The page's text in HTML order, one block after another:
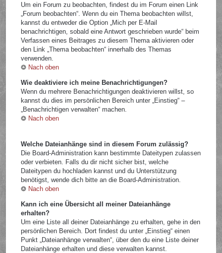
Um ein Forum zu beobachten, findest du im Forum einen Link
„Forum beobachten“. Wenn du ein Thema beobachten willst,
kannst du entweder die Option „Mich per E-Mail
benachrichtigen, sobald eine Antwort geschrieben wurde“ beim
Verfassen eines Beitrages zu diesem Thema aktivieren oder
den Link „Thema beobachten“ innerhalb des Themas
verwenden.
Nach oben
Wie deaktiviere ich meine Benachrichtigungen?
Wenn du mehrere Benachrichtigungen deaktivieren willst, so
kannst du dies im persönlichen Bereich unter „Einstieg“ –
„Benachrichtigen verwalten“ machen.
Nach oben
Welche Dateianhänge sind in diesem Forum zulässig?
Die Board-Administration kann bestimmte Dateitypen zulassen
oder verbieten. Falls du dir nicht sicher bist, welche
Dateitypen du hochladen kannst und du Unterstützung
benötigst, wende dich bitte an die Board-Administration.
Nach oben
Kann ich eine Übersicht all meiner Dateianhänge
erhalten?
Um eine Liste all deiner Dateianhänge zu erhalten, gehe in den
persönlichen Bereich. Dort findest du unter „Einstieg“ einen
Punkt „Dateianhänge verwalten“, über den du eine Liste deiner
Dateianhänge erhalten und diese verwalten kannst.